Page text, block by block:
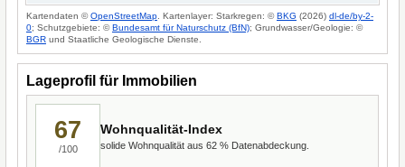
Kartendaten ©OpenStreetMap . Kartenlayer: Starkregen: ©BKG (2026) dl-de/by-2-
0; Schutzgebiete: ©Bundesamt für Naturschutz (BfN); Grundwasser/Geologie: ©
BGR und Staatliche Geologische Dienste.
Lageprofil für Immobilien
67
/100
Wohnqualität-Index
solide Wohnqualität aus 62 % Datenabdeckung.